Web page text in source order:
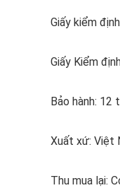
Giấy kiểm
Giấy Kiểm
Bảo hành: 12
Xuất xứ: Việt
Thu mua lại: